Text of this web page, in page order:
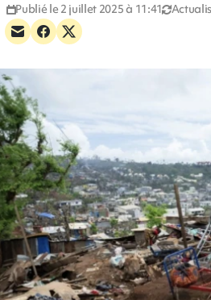
Publié le 2 juillet 2025 à 11:41